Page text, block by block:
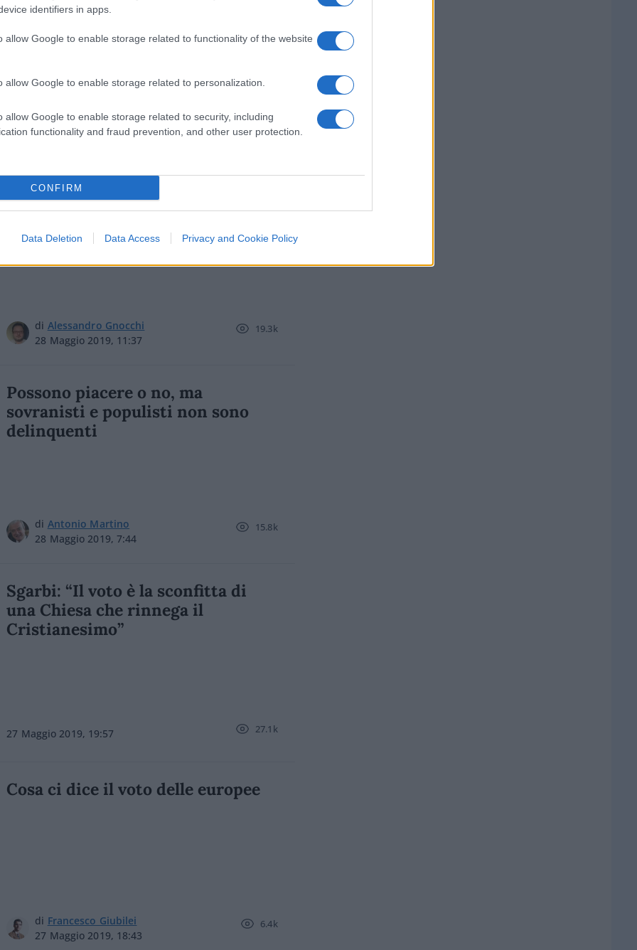
identifiers in apps.
allow Google to enable storage related to functionality of the website
allow Google to enable storage related to personalization.
allow Google to enable storage related to security, including
functionality and fraud prevention, and other user protection.
CONFIRM
Data Deletion Data Access Privacy and Cookie Policy
perso
diStefano Varanelli
28 Maggio 2019, 12:45
5.6k
“Ovvove” a Capalbio: vincono i
barbari della Lega
di Alessandro Gnocchi
28 Maggio 2019, 11:37
19.3k
Possono piacere o no, ma
sovranisti e populisti non sono
delinquenti
di Antonio Martino
28 Maggio 2019, 7:44
15.8k
Sgarbi: “Il voto è la sconfitta di
una Chiesa che rinnega il
Cristianesimo”
27 Maggio 2019, 19:57 27.1k
Cosa ci dice il voto delle europee
di Francesco Giubilei
27 Maggio 2019, 18:43
6.4k